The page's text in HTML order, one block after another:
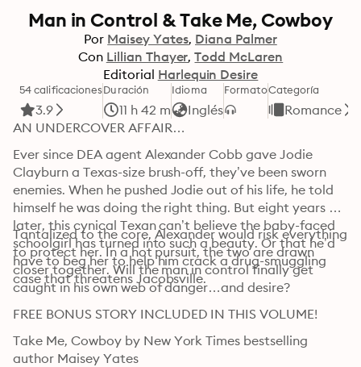
Man in Control & Take Me, Cowboy
Por Maisey Yates Diana Palmer
Con Lillian Thayer Todd McLaren
Editorial Harlequin Desire
54 calificaciones
3.9
Duración
11 h 42 m
Idioma
Inglés
FormatoCategoría
Romance
AN UNDERCOVER AFFAIR…
Ever since DEA agent Alexander Cobb gave Jodie
Clayburn a Texas-size brush-off, they’ve been sworn
enemies. When he pushed Jodie out of his life, he told
himself he was doing the right thing. But eight years
later, this cynical Texan can’t believe the baby-faced
schoolgirl has turned into such a beauty. Or that he’d
have to beg her to help him crack a drug-smuggling
case that threatens Jacobsville.
Tantalized to the core, Alexander would risk everything
to protect her. In a hot pursuit, the two are drawn
closer together. Will the man in control finally get
caught in his own web of danger…and desire?
FREE BONUS STORY INCLUDED IN THIS VOLUME!
Take Me, Cowboy by New York Times bestselling
author Maisey Yates